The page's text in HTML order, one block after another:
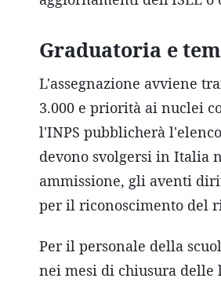
Graduatoria e
L'assegnazione avviene
3.000 e priorità ai nuclei
l'INPS pubblicherà
devono svolgersi in Italia
ammissione, gli aventi
per il riconoscimento del
Per il personale della
nei mesi di chiusura delle